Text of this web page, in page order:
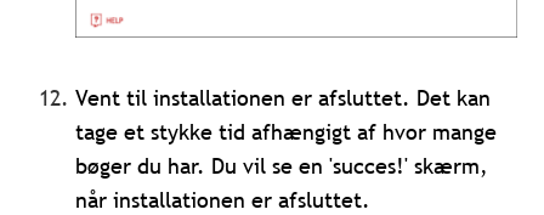
Vent til installationen er afsluttet. Det kan
tage et stykke tid afhængigt af hvor mange
bøger du har. Du vil se en 'succes!' skærm,
når installationen er afsluttet.